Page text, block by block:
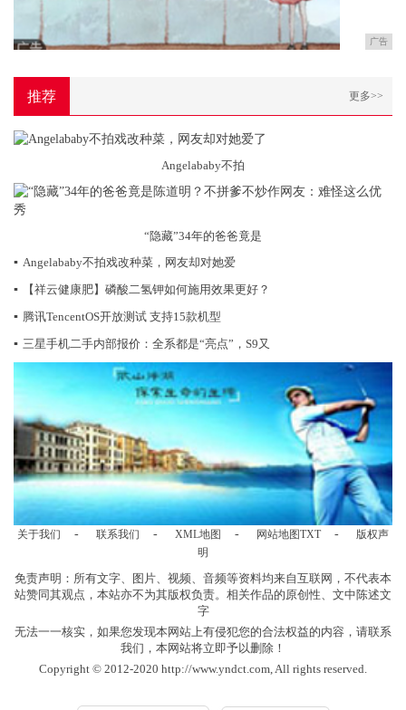
广告
推荐 更多>>
Angelababy不拍
“隐藏”34年的爸爸竟是
▪ Angelababy不拍戏改种菜，网友却对她爱
▪
【祥云健康肥】磷酸二氢钾如何施用效果更好？
▪ 腾讯TencentOS开放测试 支持15款机型
▪ 三星手机二手内部报价：全系都是“亮点”，S9又
关于我们 - 联系我们 - XML地图 - 网站地图TXT -
版权声
明
免责声明：所有文字、图片、视频、音频等资料均来自互联网，不代表本
站赞同其观点，本站亦不为其版权负责。相关作品的原创性、文中陈述文
字
无法一一核实，如果您发现本网站上有侵犯您的合法权益的内容，请联系
我们，本网站将立即予以删除！
Copyright © 2012-2020 http://www.yndct.com, All rights reserved.